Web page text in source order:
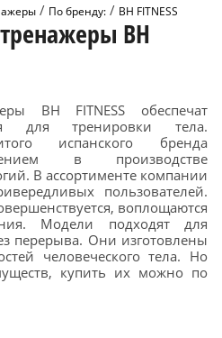
/ По бренду: / BH FITNESS
BH
BH FITNESS обеспечат
для тренировки тела.
испанского бренда
в производстве
В ассортименте компании
пользователей.
воплощаются
Модели подходят для
перерыва. Они изготовлены
человеческого тела. Но
купить их можно по